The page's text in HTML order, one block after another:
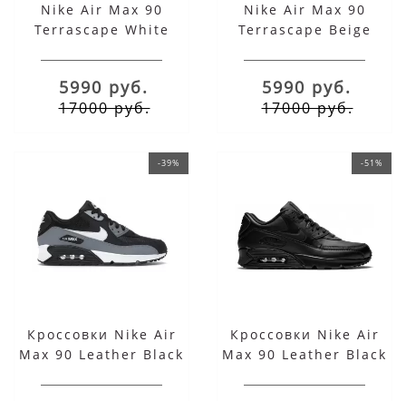
Nike Air Max 90
Terrascape White
5990 руб.
17000 руб.
Nike Air Max 90
Terrascape Beige
5990 руб.
17000 руб.
-39%
Кроссовки Nike Air
Max 90 Leather Black
-51%
Кроссовки Nike Air
Max 90 Leather Black